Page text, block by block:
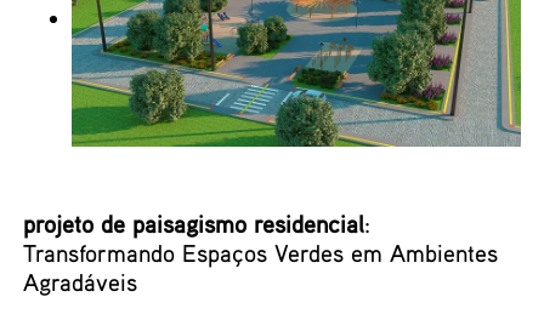
projeto de paisagismo residencial:
Transformando Espaços Verdes em Ambientes
Agradáveis